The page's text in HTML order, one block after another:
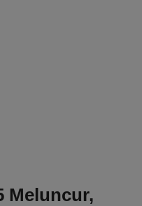
Meluncur,